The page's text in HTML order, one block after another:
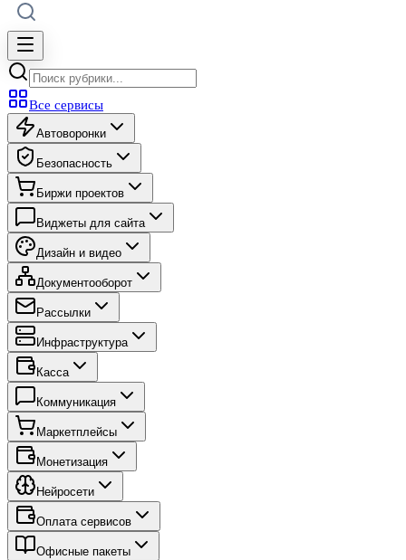
Все сервисы
Автоворонки
Безопасность
Биржи проектов
Виджеты для сайта
Дизайн и видео
Документооборот
Рассылки
Инфраструктура
Касса
Коммуникация
Маркетплейсы
Монетизация
Нейросети
Оплата сервисов
Офисные пакеты